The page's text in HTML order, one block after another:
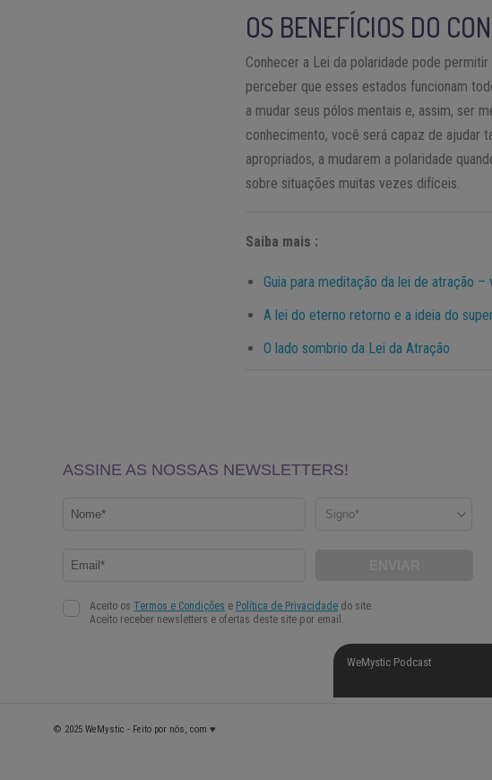
OS BENEFÍCIOS DO
Conhecer a Lei da polaridade pode
perceber que esses estados funcionam
a mudar seus pólos mentais e, assim, ser
conhecimento, você será capaz de ajudar
apropriados, a mudarem a polaridade
sobre situações muitas vezes difíceis.
Saiba mais :
Guia para meditação da lei de atração
A lei do eterno retorno e a ideia do
O lado sombrio da Lei da Atração
WeMystic Podcast
© 2025 WeMystic - Feito por nós, com ♥